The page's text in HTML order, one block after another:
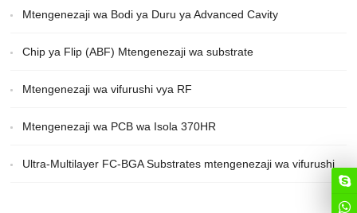
Mtengenezaji wa Bodi ya Duru ya Advanced Cavity
Chip ya Flip (ABF) Mtengenezaji wa substrate
Mtengenezaji wa vifurushi vya RF
Mtengenezaji wa PCB wa Isola 370HR
Ultra-Multilayer FC-BGA Substrates mtengenezaji wa vifurushi